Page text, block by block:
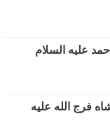
علیه السلام
فرج الله علیه